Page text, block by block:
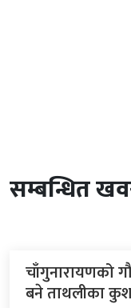
सम्बन्धित
चाँगुनारायणको
बने ताथलीका